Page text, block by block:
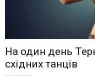
На один день
східних танців